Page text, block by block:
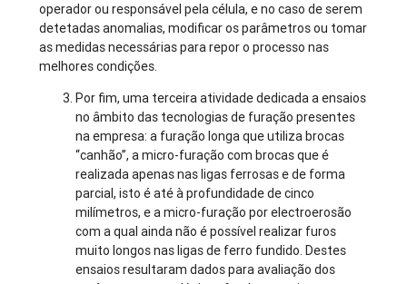
operador ou responsável pela célula, e no caso de serem
detetadas anomalias, modificar os parâmetros ou tomar
as medidas necessárias para repor o processo nas
melhores condições.
Por fim, uma terceira atividade dedicada a ensaios
no âmbito das tecnologias de furação presentes
na empresa: a furação longa que utiliza brocas
“canhão”, a micro-furação com brocas que é
realizada apenas nas ligas ferrosas e de forma
parcial, isto é até à profundidade de cinco
milímetros, e a micro-furação por electroerosão
com a qual ainda não é possível realizar furos
muito longos nas ligas de ferro fundido. Destes
ensaios resultaram dados para avaliação dos